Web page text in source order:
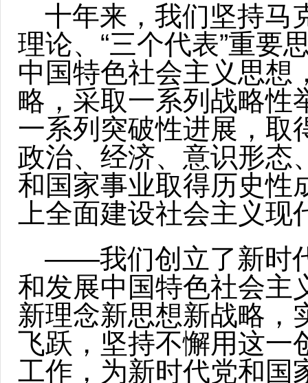
十年来，我们坚持马
理论、“三个代表”重要
中国特色社会主义思想
略，采取一系列战略性
一系列突破性进展，取
政治、经济、意识形态
和国家事业取得历史性
上全面建设社会主义
——我们创立了新时
和发展中国特色社会主
新理念新思想新战略，
飞跃，坚持不懈用这一
工作，为新时代党和国